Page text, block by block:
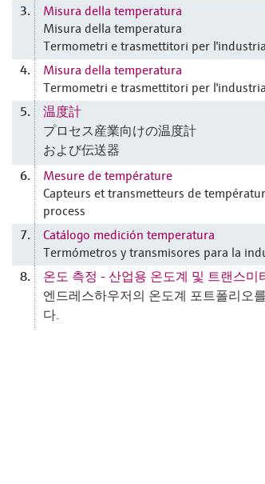
3.
Misura della temperatura
Misura della temperatura
Termometri e trasmettitori per
4.
Misura della temperatura
Termometri e trasmettitori per
5.
温度計
プロセス産業向けの温度計
および伝送器
6.
Mesure de température
Capteurs et transmetteurs de
process
7.
Catálogo medición temperatura
Termómetros y transmisores para la
8.
온도 측정 - 산업용 온도계 및 트랜스미
엔드레스하우저의 온도계 포트폴리오
다.